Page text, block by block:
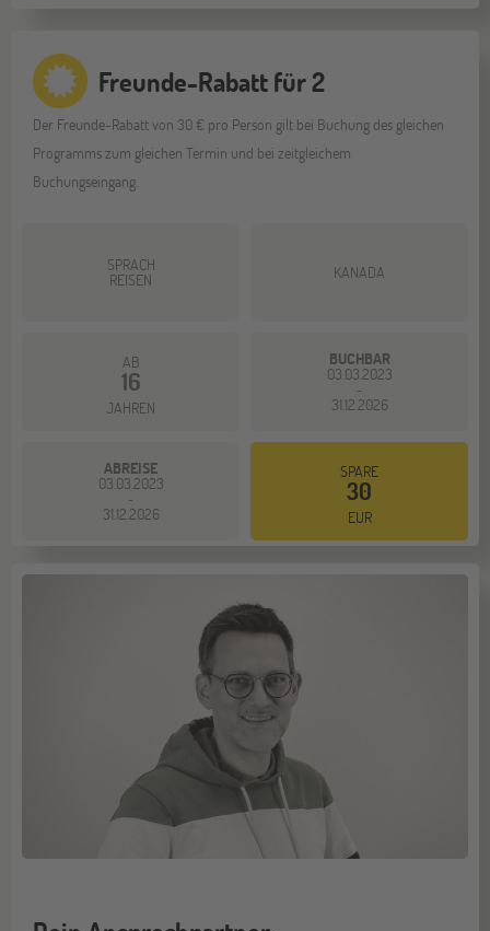
Freunde-Rabatt für 2
Der Freunde-Rabatt von 30 € pro Person gilt bei Buchung des gleichen
Programms zum gleichen Termin und bei zeitgleichem
Buchungseingang.
SPRACH
REISEN KANADA
AB
16
JAHREN
BUCHBAR
03.03.2023
-
31.12.2026
ABREISE
03.03.2023
-
31.12.2026
SPARE
30
EUR